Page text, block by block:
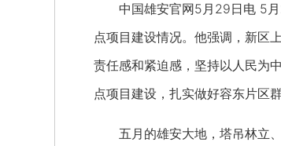
中国雄安官网5月29日电 5月
点项目建设情况。他强调，新区
责任感和紧迫感，坚持以人民为
点项目建设，扎实做好容东片区
五月的雄安大地，塔吊林立、